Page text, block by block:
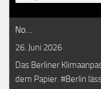
No…
26. Juni 2026
Das Berliner
dem Papier. #Berlin